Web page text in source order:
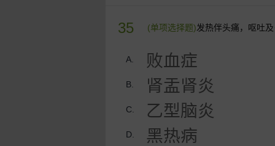
35 (单项选择题)发热伴头痛，呕吐
A. 败血症
B. 肾盂肾炎
C. 乙型脑炎
D. 黑热病